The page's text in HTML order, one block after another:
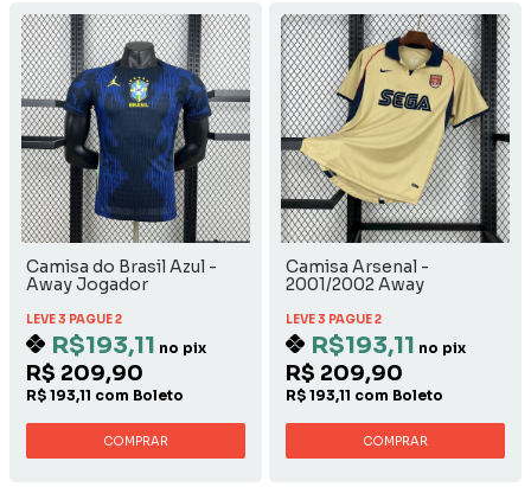
Camisa do Brasil Azul -
Away Jogador
LEVE 3 PAGUE 2
R$193,11 no pix
R$ 209,90
R$ 193,11 com Boleto
COMPRAR
Camisa Arsenal -
2001/2002 Away
LEVE 3 PAGUE 2
R$193,11 no pix
R$ 209,90
R$ 193,11 com Boleto
COMPRAR